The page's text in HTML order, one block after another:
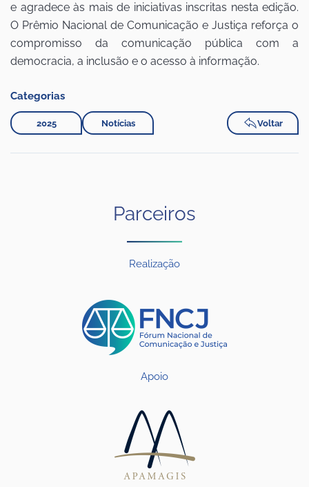
e agradece às mais de iniciativas inscritas nesta edição.
O Prêmio Nacional de Comunicação e Justiça reforça o
compromisso da comunicação pública com a
democracia, a inclusão e o acesso à informação.
Categorias
2025 Notícias Voltar
Parceiros
Realização
Apoio